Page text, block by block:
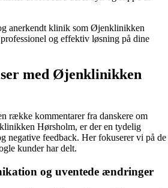
anerkendt klinik som Øjenklinikken
og effektiv løsning på dine
med Øjenklinikken
række kommentarer fra danskere om
Hørsholm, er der en tydelig
negative feedback. Her fokuserer vi på de
kunder har delt.
og uventede ændringer